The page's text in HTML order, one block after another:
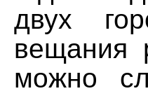
двух
вещания
можно